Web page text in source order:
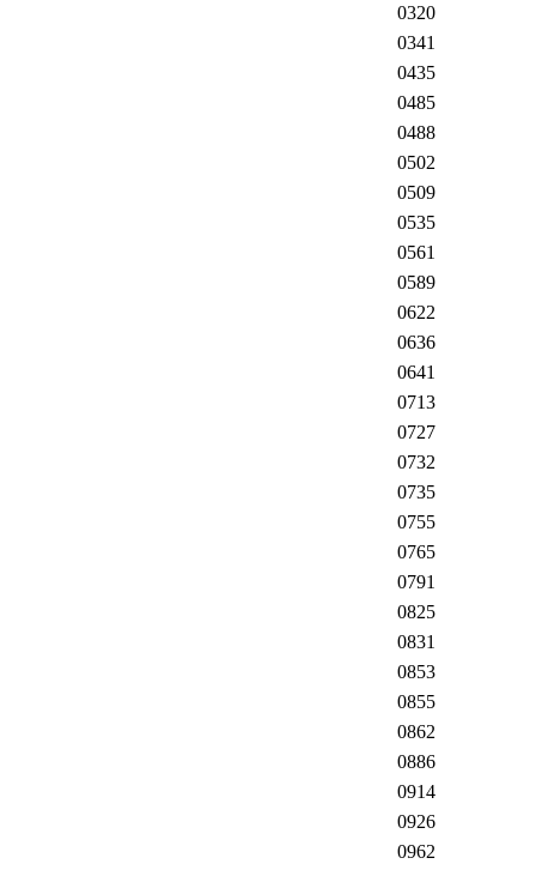
0320
0341
0435
0485
0488
0502
0509
0535
0561
0589
0622
0636
0641
0713
0727
0732
0735
0755
0765
0791
0825
0831
0853
0855
0862
0886
0914
0926
0962